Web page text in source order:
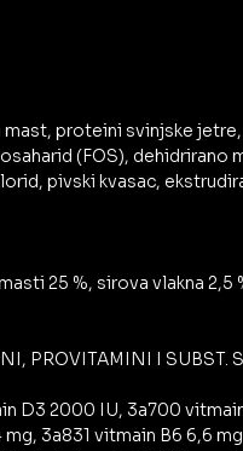
proteini svinjske
(FOS), dehidrirano
pivski kvasac,
25 %, sirova vlakna 2,5
PROVITAMINI I SUBST.
D3 2000 IU, 3a700
3a831 vitmain B6 6,6